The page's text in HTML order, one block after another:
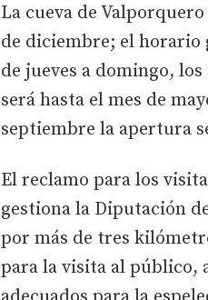
La cueva de
de diciembre; el horario
de jueves a domingo,
será hasta el mes de
septiembre la apertura
El reclamo para los
gestiona la Diputación
por más de tres
para la visita al público,